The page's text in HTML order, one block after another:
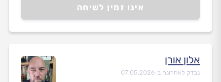
אינו זמין לשיחה
אלון אורן
נבדק לאחרונה ב-07.05.2026